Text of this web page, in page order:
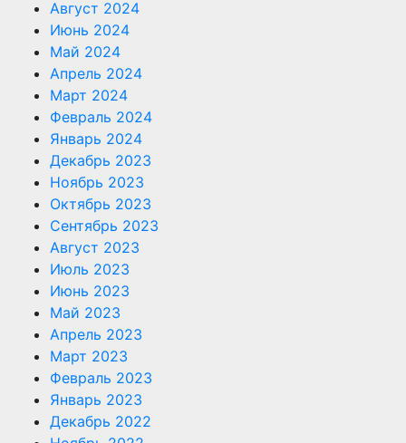
Август 2024
Июнь 2024
Май 2024
Апрель 2024
Март 2024
Февраль 2024
Январь 2024
Декабрь 2023
Ноябрь 2023
Октябрь 2023
Сентябрь 2023
Август 2023
Июль 2023
Июнь 2023
Май 2023
Апрель 2023
Март 2023
Февраль 2023
Январь 2023
Декабрь 2022